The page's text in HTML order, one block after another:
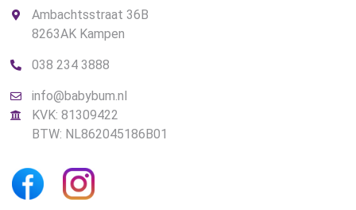
Ambachtsstraat 36B
8263AK Kampen
038 234 3888
info@babybum.nl
KVK: 81309422
BTW: NL862045186B01